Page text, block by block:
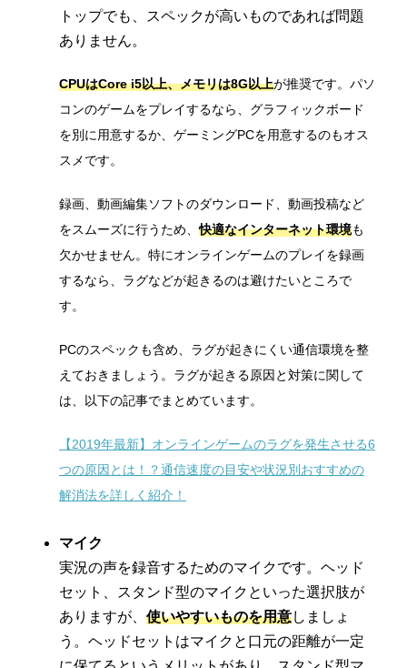
トップでも、スペックが高いものであれば問題
ありません。
CPUはCore i5以上、メモリは8G以上が推奨です。パソ
コンのゲームをプレイするなら、グラフィックボード
を別に用意するか、ゲーミングPCを用意するのもオス
スメです。
録画、動画編集ソフトのダウンロード、動画投稿など
をスムーズに行うため、快適なインターネット環境も
欠かせません。特にオンラインゲームのプレイを録画
するなら、ラグなどが起きるのは避けたいところで
す。
PCのスペックも含め、ラグが起きにくい通信環境を整
えておきましょう。ラグが起きる原因と対策に関して
は、以下の記事でまとめています。
【2019年最新】オンラインゲームのラグを発生させる6
つの原因とは！？通信速度の目安や状況別おすすめの
解消法を詳しく紹介！
マイク
実況の声を録音するためのマイクです。ヘッド
セット、スタンド型のマイクといった選択肢が
ありますが、 使いやすいものを用意しましょ
う。ヘッドセットはマイクと口元の距離が一定